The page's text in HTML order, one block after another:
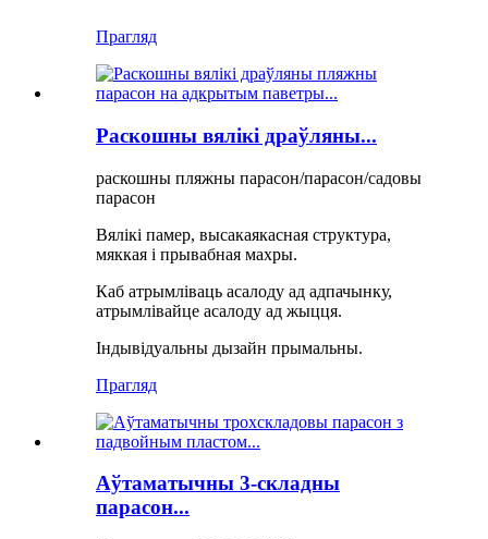
Прагляд
Раскошны вялікі драўляны...
раскошны пляжны парасон/парасон/садовы
парасон
Вялікі памер, высакаякасная структура,
мяккая і прывабная махры.
Каб атрымліваць асалоду ад адпачынку,
атрымлівайце асалоду ад жыцця.
Індывідуальны дызайн прымальны.
Прагляд
Аўтаматычны 3-складны
парасон...